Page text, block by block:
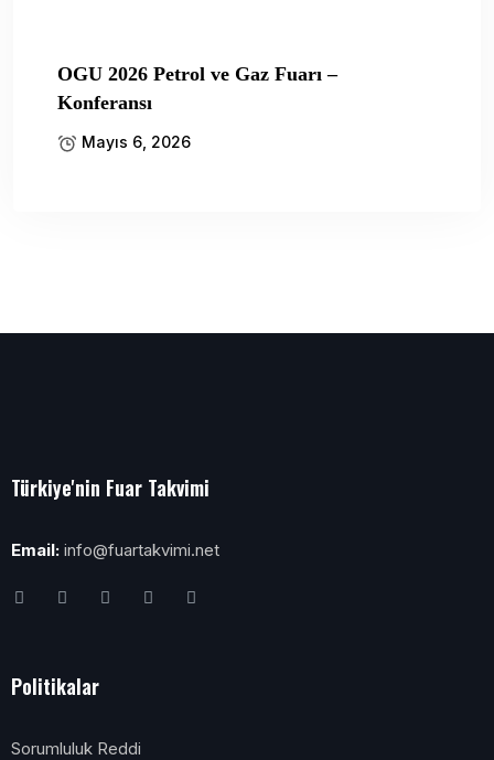
OGU 2026 Petrol ve Gaz Fuarı –
Konferansı
Mayıs 6, 2026
Türkiye'nin Fuar Takvimi
Email: info@fuartakvimi.net
Politikalar
Sorumluluk Reddi